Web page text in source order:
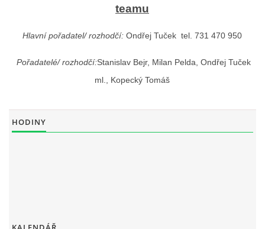
teamu
Hlavní pořadatel/ rozhodčí: Ondřej Tuček tel. 731 470 950
Pořadatelé/ rozhodčí:Stanislav Bejr, Milan Pelda, Ondřej Tuček
ml., Kopecký Tomáš
HODINY